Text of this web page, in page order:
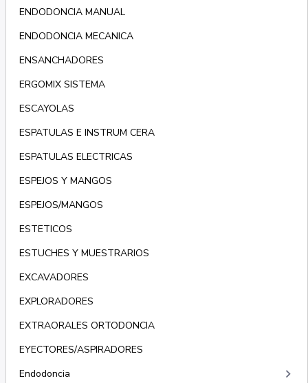
ENDODONCIA MANUAL
ENDODONCIA MECANICA
ENSANCHADORES
ERGOMIX SISTEMA
ESCAYOLAS
ESPATULAS E INSTRUM CERA
ESPATULAS ELECTRICAS
ESPEJOS Y MANGOS
ESPEJOS/MANGOS
ESTETICOS
ESTUCHES Y MUESTRARIOS
EXCAVADORES
EXPLORADORES
EXTRAORALES ORTODONCIA
EYECTORES/ASPIRADORES
Endodoncia
keyboard_arrow_right